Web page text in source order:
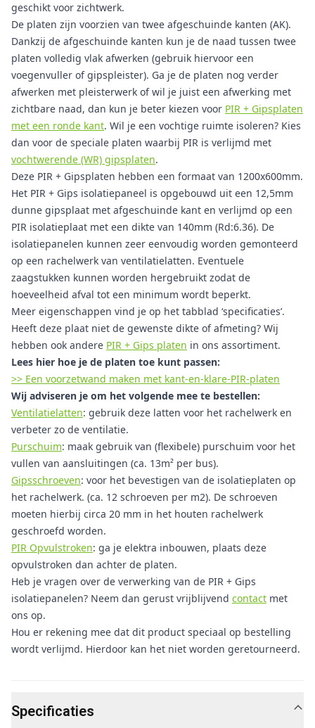
geschikt voor zichtwerk.
De platen zijn voorzien van twee afgeschuinde kanten (AK).
Dankzij de afgeschuinde kanten kun je de naad tussen twee
platen volledig vlak afwerken (gebruik hiervoor een
voegenvuller of gipspleister). Ga je de platen nog verder
afwerken met pleisterwerk of wil je juist een afwerking met
zichtbare naad, dan kun je beter kiezen voor PIR + Gipsplaten
met een ronde kant. Wil je een vochtige ruimte isoleren? Kies
dan voor de speciale platen waarbij PIR is verlijmd met
vochtwerende (WR) gipsplaten.
Deze PIR + Gipsplaten hebben een formaat van 1200x600mm.
Het PIR + Gips isolatiepaneel is opgebouwd uit een 12,5mm
dunne gipsplaat met afgeschuinde kant en verlijmd op een
PIR isolatieplaat met een dikte van 140mm (Rd:6.36). De
isolatiepanelen kunnen zeer eenvoudig worden gemonteerd
op een rachelwerk van ventilatielatten. Eventuele
zaagstukken kunnen worden hergebruikt zodat de
hoeveelheid afval tot een minimum wordt beperkt.
Meer eigenschappen vind je op het tabblad ‘specificaties’.
Heeft deze plaat niet de gewenste dikte of afmeting? Wij
hebben ook andere PIR + Gips platen in ons assortiment.
Lees hier hoe je de platen toe kunt passen:
>> Een voorzetwand maken met kant-en-klare-PIR-platen
Wij adviseren je om het volgende mee te bestellen:
Ventilatielatten: gebruik deze latten voor het rachelwerk en
verbeter zo de ventilatie.
Purschuim: maak gebruik van (flexibele) purschuim voor het
vullen van aansluitingen (ca. 13m² per bus).
Gipsschroeven: voor het bevestigen van de isolatieplaten op
het rachelwerk. (ca. 12 schroeven per m2). De schroeven
moeten hierbij circa 20 mm in het houten rachelwerk
geschroefd worden.
PIR Opvulstroken: ga je elektra inbouwen, plaats deze
opvulstroken dan achter de platen.
Heb je vragen over de verwerking van de PIR + Gips
isolatiepanelen? Neem dan gerust vrijblijvend contact met
ons op.
Hou er rekening mee dat dit product speciaal op bestelling
wordt verlijmd. Hierdoor kan het niet worden geretourneerd.
Specificaties